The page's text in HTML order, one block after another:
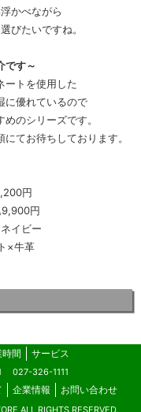
かべながら
びたいですね。
です～
ートを使用した
に優れているので
のシリーズです。
てお待ちしております。
円
円
イビー
×牛革
間 サービス
027-326-1111
企業情報 お問い合わせ
ALL RIGHTS RESERVED.